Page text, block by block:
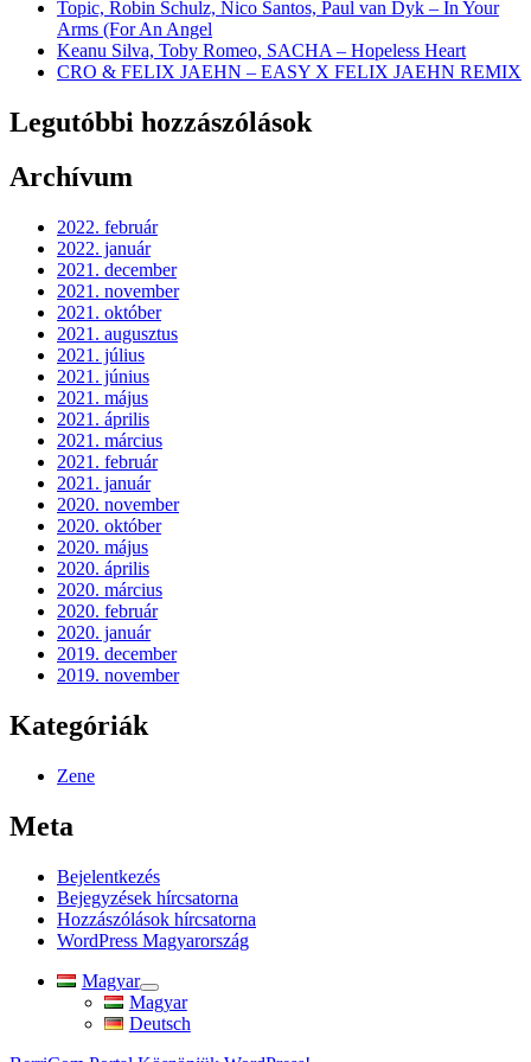
Topic, Robin Schulz, Nico Santos, Paul van Dyk – In Your
Arms (For An Angel
Keanu Silva, Toby Romeo, SACHA – Hopeless Heart
CRO & FELIX JAEHN – EASY X FELIX JAEHN REMIX
Legutóbbi hozzászólások
Archívum
2022. február
2022. január
2021. december
2021. november
2021. október
2021. augusztus
2021. július
2021. június
2021. május
2021. április
2021. március
2021. február
2021. január
2020. november
2020. október
2020. május
2020. április
2020. március
2020. február
2020. január
2019. december
2019. november
Kategóriák
Zene
Meta
Bejelentkezés
Bejegyzések hírcsatorna
Hozzászólások hírcsatorna
WordPress Magyarország
Magyar
almenü
szétnyitása
Magyar
Deutsch